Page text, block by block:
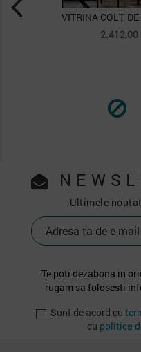
VITRINA COLȚ DE CAFEA BUCATARIE VETLAND
Ultimele
Te poti dezabona in
rugam sa folosesti
Sunt de acord cu
cu politica